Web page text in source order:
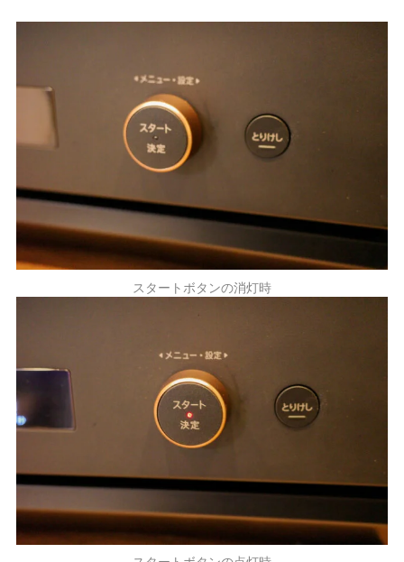
スタートボタンの消灯時